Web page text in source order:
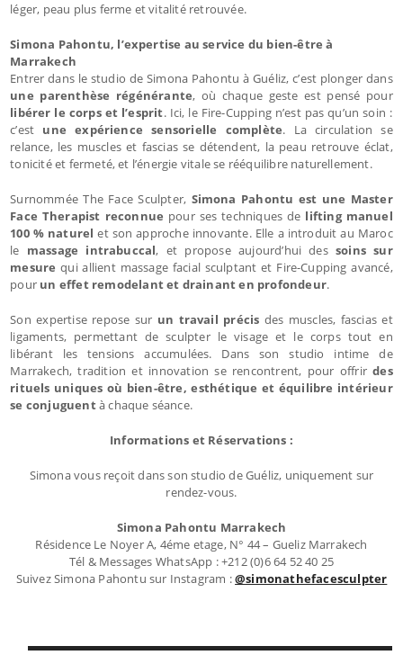
léger, peau plus ferme et vitalité retrouvée.
Simona Pahontu, l’expertise au service du bien-être à
Marrakech
Entrer dans le studio de Simona Pahontu à Guéliz, c’est plonger dans
une parenthèse régénérante, où chaque geste est pensé pour
libérer le corps et l’esprit. Ici, le Fire-Cupping n’est pas qu’un soin :
c’est une expérience sensorielle complète. La circulation se
relance, les muscles et fascias se détendent, la peau retrouve éclat,
tonicité et fermeté, et l’énergie vitale se rééquilibre naturellement.
Surnommée The Face Sculpter, Simona Pahontu est une Master
Face Therapist reconnue pour ses techniques de lifting manuel
100 % naturel et son approche innovante. Elle a introduit au Maroc
le massage intrabuccal, et propose aujourd’hui dessoins sur
mesure qui allient massage facial sculptant et Fire-Cupping avancé,
pour un effet remodelant et drainant en profondeur.
Son expertise repose sur un travail précis des muscles, fascias et
ligaments, permettant de sculpter le visage et le corps tout en
libérant les tensions accumulées. Dans son studio intime de
Marrakech, tradition et innovation se rencontrent, pour offrirdes
rituels uniques où bien-être, esthétique et équilibre intérieur
se conjuguentà chaque séance.
Informations et Réservations :
Simona vous reçoit dans son studio de Guéliz, uniquement sur
rendez-vous.
Simona Pahontu Marrakech
Résidence Le Noyer A, 4éme etage, N° 44 – Gueliz Marrakech
Tél & Messages WhatsApp : +212 (0)6 64 52 40 25
Suivez Simona Pahontu sur Instagram :@simonathefacesculpter